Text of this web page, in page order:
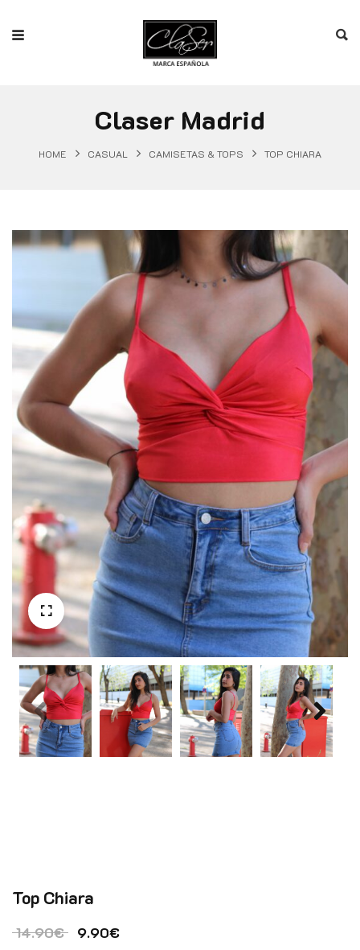
Claser Madrid
HOME CASUAL CAMISETAS & TOPS TOP CHIARA
Top Chiara
14.90€ El precio original era: 14.90€.
9.90€El precio actual es: 9.90€.